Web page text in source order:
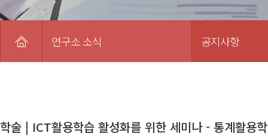
연구소 소식 공지사항
학술 | ICT활용학습 활성화를 위한 세미나 - 통계활용